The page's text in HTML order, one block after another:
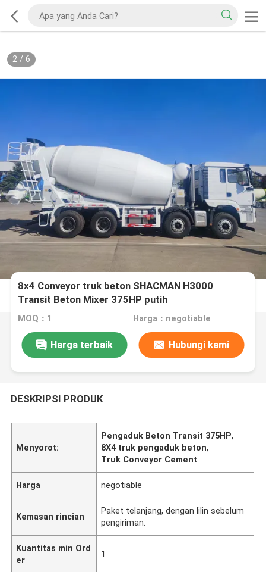
2/ 6
8x4 Conveyor truk beton SHACMAN H3000
Transit Beton Mixer 375HP putih
MOQ：1 Harga：negotiable
Harga terbaik Hubungi kami
DESKRIPSI PRODUK
Menyorot:
Pengaduk Beton Transit 375HP,
8X4 truk pengaduk beton,
Truk Conveyor Cement
Harga negotiable
Kemasan rincian
Paket telanjang, dengan lilin sebelum
pengiriman.
Kuantitas min Ord
er
1